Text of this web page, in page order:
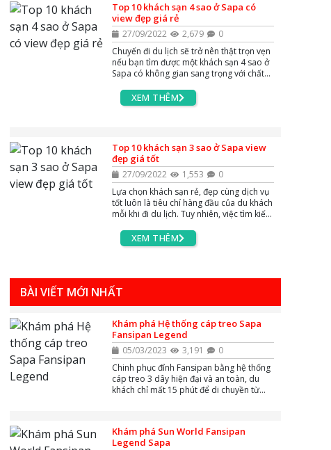
Top 10 khách sạn 4 sao ở Sapa có
view đẹp giá rẻ
27/09/2022 2,679
0
Chuyến đi du lịch sẽ trở nên thật trọn vẹn
nếu bạn tìm được một khách sạn 4 sao ở
Sapa có không gian sang trọng với chất
khoăn vì quá nhiều lựa chọn vì AZgo
Travel sẽ giúp bạn tổng hợp Top 10
XEM THÊM
Top 10 khách sạn 3 sao ở Sapa view
đẹp giá tốt
27/09/2022 1,553
0
Lựa chọn khách sạn rẻ, đẹp cùng dịch vụ
tốt luôn là tiêu chí hàng đầu của du khách
mỗi khi đi du lịch. Tuy nhiên, việc tìm kiếm
hề đơn giản. Hiểu được nỗi lòng của bạn,
AZgo Travel đã liệt kê top 10 khách sạn 3
XEM THÊM
BÀI VIẾT MỚI NHẤT
Khám phá Hệ thống cáp treo Sapa
Fansipan Legend
05/03/2023 3,191
0
Chinh phục đỉnh Fansipan bằng hệ thống
cáp treo 3 dây hiện đại và an toàn, du
khách chỉ mất 15 phút để di chuyền từ
mắt.
Khám phá Sun World Fansipan
Legend Sapa